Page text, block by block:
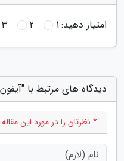
امتیاز دهید:1
2
3
دیدگاه های مرتبط با "آیفون SE جدید معرفی گشت"
* نظرتان را در مورد این مقاله